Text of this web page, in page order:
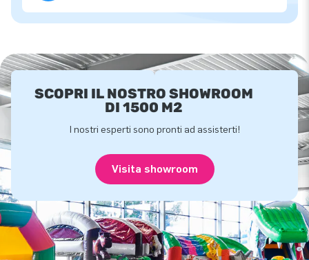
SCOPRI IL NOSTRO SHOWROOM
DI 1500 M2
I nostri esperti sono pronti ad assisterti!
Visita showroom